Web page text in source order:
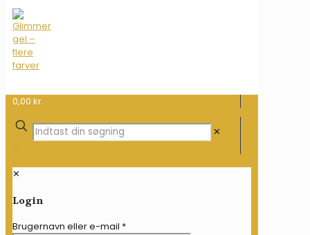
0,00 kr.
✕
✕
Login
Brugernavn eller e-mail *